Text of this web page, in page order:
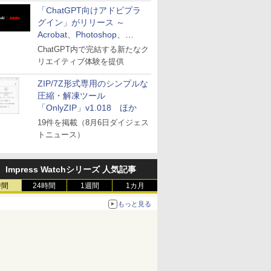
「ChatGPT向けアドビプラ
グイン」がリリース ～
Acrobat、Photoshop、
Premiereなどの機能を1つの
プラグインに統合
ChatGPT内で完結する新たなク
リエイティブ体験を提供
ZIP/7Z形式専用のシンプルな
圧縮・解凍ツール
「OnlyZIP」v1.018 ほか
19件を掲載（8月6日ダイジェス
トニュース）
Impress Watchシリーズ 人気記事
24時間 1週間 1カ月
もっと見る